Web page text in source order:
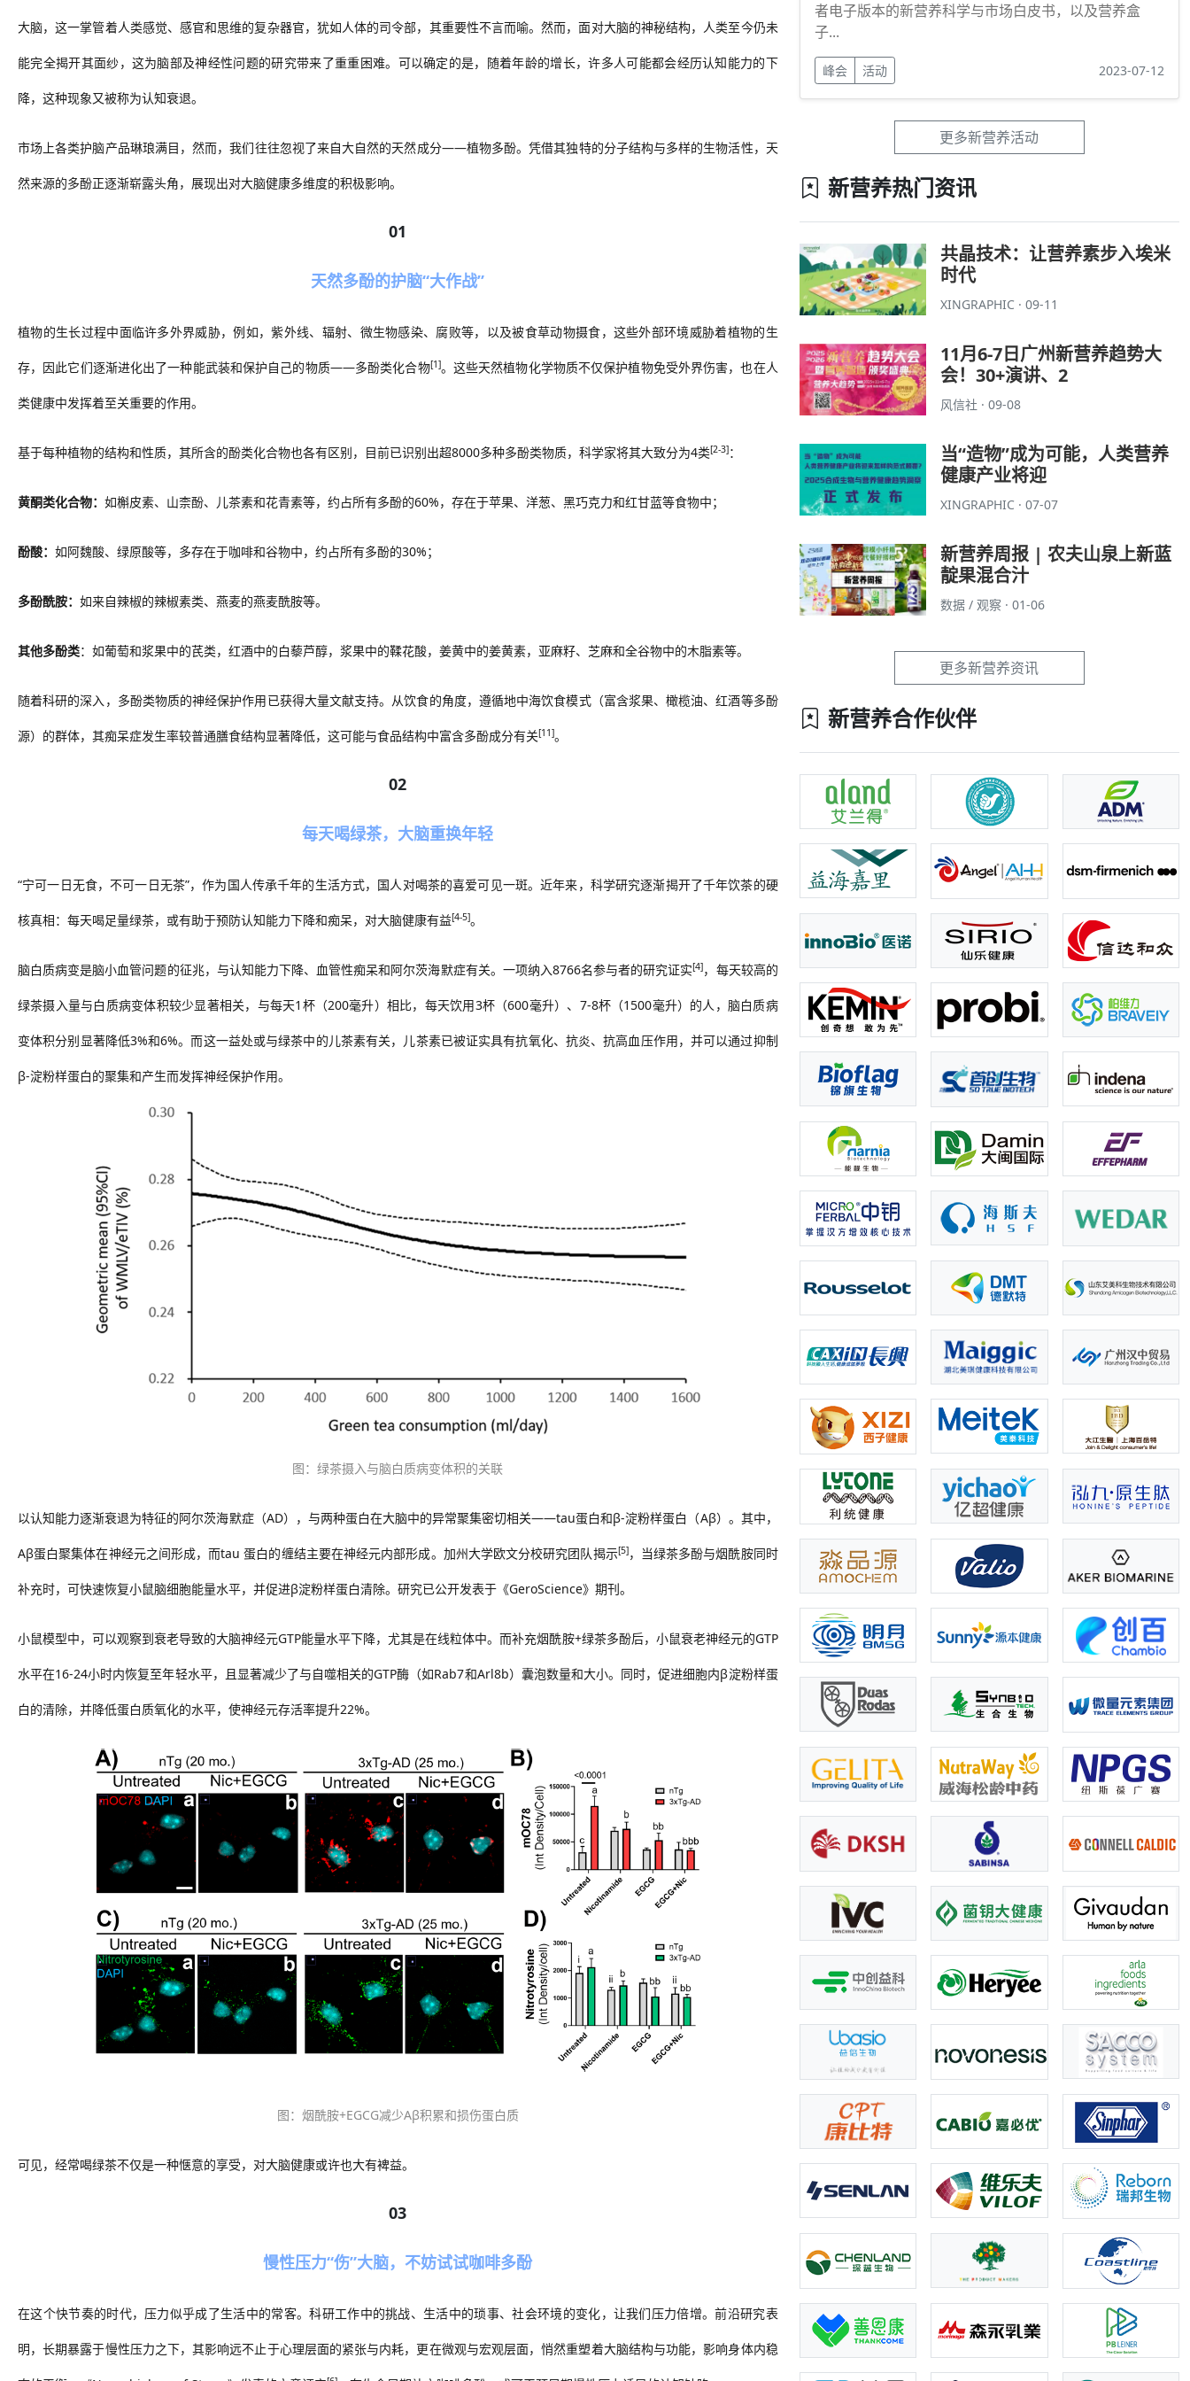
大脑，这一掌管着人类感觉、感官和思维的复杂器官，犹如人体的司令部，其重要性不言而喻。然而，面对大脑的神秘结构，人类至今仍未
能完全揭开其面纱，这为脑部及神经性问题的研究带来了重重困难。 可以确定的是， 随着年龄的增长，许多人可能都会经历认知能力的下
降，这种现象又被称为认知衰退。
市场上各类护脑产品琳琅满目，然而，我们往往忽视了来自大自然的天然成分——植物多酚。凭借其独特的分子结构与多样的生物活性， 天
然来源的多酚正逐渐崭露头角，展现出对大脑健康多维度的积极影响。
01
天然多酚的护脑“大作战”
植物的生长过程中面临许多外界威胁，例如，紫外线、辐射、微生物感染、腐败等，以及被食草动物摄食，这些外部环境威胁着植物的生
存，因此它们逐渐进化出了一种能武装和保护自己的物质——多酚类化合物[1]。这些天然植物化学物质不仅保护植物免受外界伤害，也在人
类健康中发挥着至关重要的作用。
基于每种植物的结构和性质，其所含的酚类化合物也各有区别，目前已识别出超8000多种多酚类物质，科学家将其大致分为4类[2-3]：
黄酮类化合物： 如槲皮素、山柰酚、儿茶素和花青素等， 约占所有多酚的60%， 存在于苹果、洋葱、黑巧克力和红甘蓝等食物中；
酚酸： 如阿魏酸、 绿原酸等，多存在于咖啡和谷物中， 约占所有多酚的30%；
多酚酰胺： 如来自辣椒的辣椒素类、 燕麦的燕麦酰胺等。
其他多酚类： 如葡萄和浆果中的芪类，红酒中的白藜芦醇，浆果中的鞣花酸，姜黄中的姜黄素，亚麻籽、芝麻和全谷物中的木脂素等。
随着科研的深入， 多酚类物质的神经保护作用已获得大量文献支持。 从饮食的角度， 遵循地中海饮食模式（富含浆果、橄榄油、红酒等多酚
源）的群体，其痴呆症发生率较普通膳食结构显著降低， 这可能与食品结构中富含多酚成分有关[11]。
02
每天喝绿茶，大脑重换年轻
“宁可一日无食，不可一日无茶”，作为国人传承千年的生活方式， 国人对喝茶的喜爱可见一斑。近年来，科学研究逐渐揭开了千年饮茶的硬
核真相： 每天喝足量绿茶，或有助于预防认知能力下降和痴呆，对大脑健康有益[4-5]。
脑白质病变是脑小血管问题的征兆，与认知能力下降、血管性痴呆和阿尔茨海默症有关。一项纳入8766名参与者的研究证实[4]， 每天较高的
绿茶摄入量与白质病变体积较少显著相关，与每天1杯（200毫升）相比，每天饮用3杯（600毫升）、7-8杯（1500毫升）的人，脑白质病
变体积分别显著降低3%和6%。而这一益处或与绿茶中的儿茶素有关， 儿茶素已被证实具有抗氧化、抗炎、抗高血压作用，并可以通过抑制
β-淀粉样蛋白的聚集和产生而发挥神经保护作用。
图：绿茶摄入与脑白质病变体积的关联
以认知能力逐渐衰退为特征的阿尔茨海默症（AD），与两种蛋白在大脑中的异常聚集密切相关——tau蛋白和β-淀粉样蛋白（Aβ）。 其中，
Aβ蛋白聚集体在神经元之间形成，而tau 蛋白的缠结主要在神经元内部形成。加州大学欧文分校研究团队揭示[5]，当绿茶多酚与烟酰胺同时
补充时，可快速恢复小鼠脑细胞能量水平， 并促进β淀粉样蛋白清除。研究已公开发表于《GeroScience》期刊。
小鼠模型中，可以观察到衰老导致的大脑神经元GTP能量水平下降，尤其是在线粒体中。而补充烟酰胺+绿茶多酚后，小鼠衰老神经元的GTP
水平在16-24小时内恢复至年轻水平，且显著减少了与自噬相关的GTP酶（如Rab7和Arl8b）囊泡数量和大小。 同时，促进细胞内β淀粉样蛋
白的清除，并降低蛋白质氧化的水平，使神经元存活率提升22%。
图： 烟酰胺+EGCG减少Aβ积累和损伤蛋白质
可见，经常喝绿茶不仅是一种惬意的享受，对大脑健康或许也大有裨益。
03
慢性压力“伤”大脑，不妨试试咖啡多酚
在这个快节奏的时代，压力似乎成了生活中的常客。科研工作中的挑战、生活中的琐事、社会环境的变化，让我们压力倍增。前沿研究表
明，长期暴露于慢性压力之下，其影响远不止于心理层面的紧张与内耗，更在微观与宏观层面，悄然重塑着大脑结构与功能，影响身体内稳
者电子版本的新营养科学与市场白皮书，以及营养盒
子...
峰会 活动 2023-07-12
更多新营养活动
新营养热门资讯
共晶技术：让营养素步入埃米
时代
XINGRAPHIC · 09-11
11月6-7日广州新营养趋势大
会！30+演讲、2
风信社 · 09-08
当“造物”成为可能，人类营养
健康产业将迎
XINGRAPHIC · 07-07
新营养周报 | 农夫山泉上新蓝
靛果混合汁
数据 / 观察 · 01-06
更多新营养资讯
新营养合作伙伴